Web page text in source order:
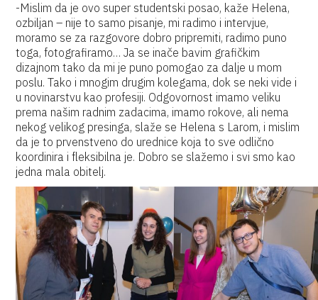
-Mislim da je ovo super studentski posao, kaže Helena,
ozbiljan – nije to samo pisanje, mi radimo i intervjue,
moramo se za razgovore dobro pripremiti, radimo puno
toga, fotografiramo… Ja se inače bavim grafičkim
dizajnom tako da mi je puno pomogao za dalje u mom
poslu. Tako i mnogim drugim kolegama, dok se neki vide i
u novinarstvu kao profesiji. Odgovornost imamo veliku
prema našim radnim zadacima, imamo rokove, ali nema
nekog velikog presinga, slaže se Helena s Larom, i mislim
da je to prvenstveno do urednice koja to sve odlično
koordinira i fleksibilna je. Dobro se slažemo i svi smo kao
jedna mala obitelj.